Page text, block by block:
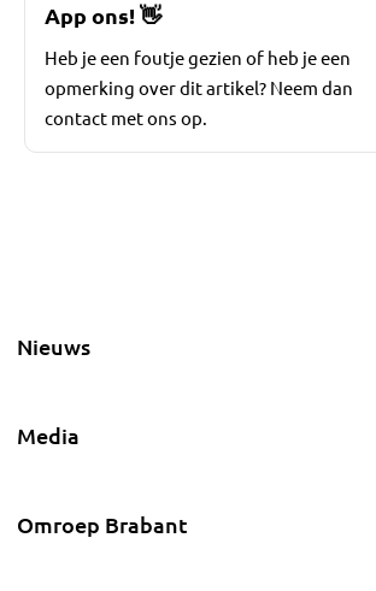
App ons!👋
Heb je een foutje gezien of heb je een
opmerking over dit artikel? Neem dan
contact met ons op.
Nieuws
Media
Omroep Brabant